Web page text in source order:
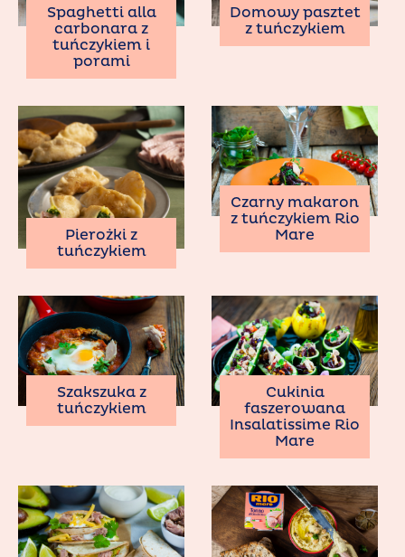
Spaghetti alla
carbonara z
tuńczykiem i
porami
Domowy pasztet
z tuńczykiem
Pierożki z
tuńczykiem
Czarny makaron
z tuńczykiem Rio
Mare
Szakszuka z
tuńczykiem
Cukinia
faszerowana
Insalatissime Rio
Mare